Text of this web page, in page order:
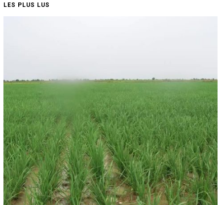
LES PLUS LUS